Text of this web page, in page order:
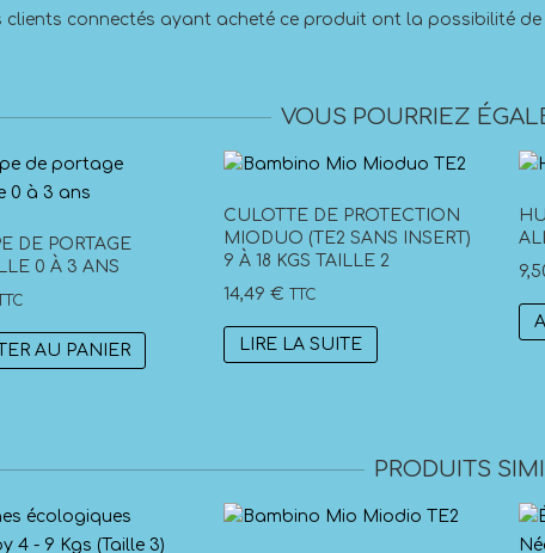
clients connectés ayant acheté ce produit ont la possibilité de
VOUS POURRIEZ
DE PORTAGE
0 À 3 ANS
AU PANIER
CULOTTE DE PROTECTION
MIODUO (TE2 SANS INSERT)
9 À 18 KGS TAILLE 2
14,49€ TTC
LIRE LA SUITE
PRODUITS